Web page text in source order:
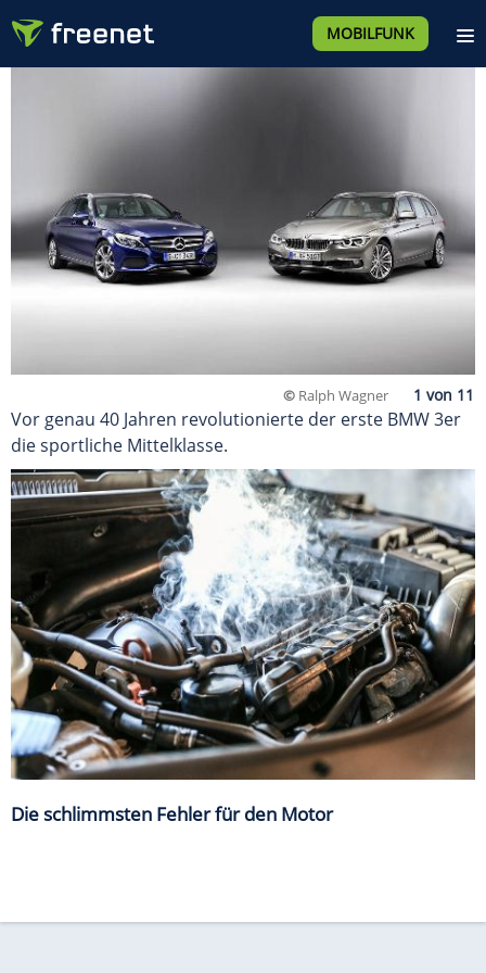
MOBILFUNK
© Ralph Wagner
Vor genau 40 Jahren revolutionierte der erste BMW 3er
die sportliche Mittelklasse.
Die schlimmsten Fehler für den Motor